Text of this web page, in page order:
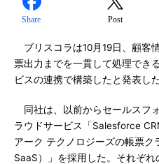
Share Post
ブリスコラは10月19日、顧客
票出力までを一貫して処理でき
ビスの連携で構築したと発表した
同社は、以前からセールスフ
ラウドサービス「Salesforce
アーク テクノロジーズの帳票ク
SaaS）」を採用した。それぞ